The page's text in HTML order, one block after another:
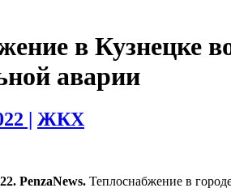
в Кузнецке
аварии
| ЖКХ
PenzaNews. Теплоснабжение в